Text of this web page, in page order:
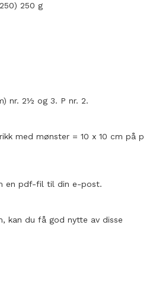
250 g
nr. 2½ og 3. P nr. 2.
med mønster = 10 x 10 cm på p
en pdf-fil til din e-post.
kan du få god nytte av disse